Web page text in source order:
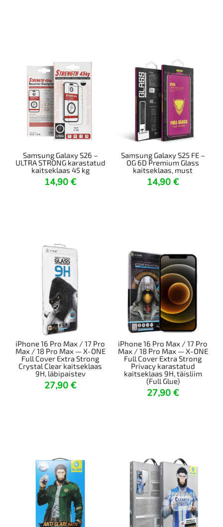
Samsung Galaxy S26 –
ULTRA STRONG karastatud
kaitseklaas 45 kg
14,90 €
Samsung Galaxy S25 FE –
OG 6D Premium Glass
kaitseklaas, must
14,90 €
iPhone 16 Pro Max / 17 Pro
Max / 18 Pro Max — X-ONE
Full Cover Extra Strong
Crystal Clear kaitseklaas
9H, läbipaistev
27,90 €
iPhone 16 Pro Max / 17 Pro
Max / 18 Pro Max — X-ONE
Full Cover Extra Strong
Privacy karastatud
kaitseklaas 9H, täisliim
(Full Glue)
27,90 €